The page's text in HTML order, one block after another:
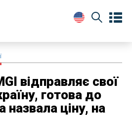
відправляє свої
готова до
назвала ціну, на